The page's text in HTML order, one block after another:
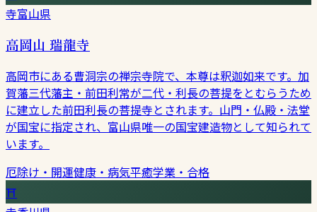
寺富山県
高岡山 瑞龍寺
高岡市にある曹洞宗の禅宗寺院で、本尊は釈迦如来です。加
賀藩三代藩主・前田利常が二代・利長の菩提をとむらうため
に建立した前田利長の菩提寺とされます。山門・仏殿・法堂
が国宝に指定され、富山県唯一の国宝建造物として知られて
います。
厄除け・開運健康・病気平癒学業・合格
⛩